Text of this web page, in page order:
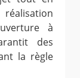
réalisation
à
des
la règle